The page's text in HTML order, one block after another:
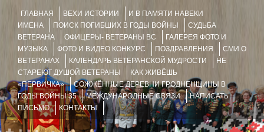
ГЛАВНАЯ ВЕХИ ИСТОРИИ
И В ПАМЯТИ НАВЕКИ
ИМЕНА
ПОИСК ПОГИБШИХ В ГОДЫ ВОЙНЫ
СУДЬБА
ВЕТЕРАНА
ОФИЦЕРЫ- ВЕТЕРАНЫ ВС
ГАЛЕРЕЯ ФОТО И
МУЗЫКА
ФОТО И ВИДЕО КОНКУРС ПОЗДРАВЛЕНИЯ
СМИ О
ВЕТЕРАНАХ
КАЛЕНДАРЬ ВЕТЕРАНСКОЙ МУДРОСТИ
НЕ
СТАРЕЮТ ДУШОЙ ВЕТЕРАНЫ
КАК ЖИВЁШЬ
«ПЕРВИЧКА»
СОЖЖЁННЫЕ ДЕРЕВНИ ГРОДНЕНЩИНЫ В
ГОДЫ ВОЙНЫ 35
МЕЖДУНАРОДНЫЕ СВЯЗИ
НАПИСАТЬ
ПИСЬМО
КОНТАКТЫ